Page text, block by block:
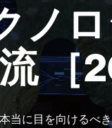
ノ
［
当に目を向けるべ